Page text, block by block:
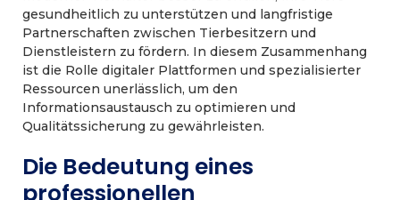
gesundheitlich zu unterstützen und langfristige
Partnerschaften zwischen Tierbesitzern und
Dienstleistern zu fördern. In diesem Zusammenhang
ist die Rolle digitaler Plattformen und spezialisierter
Ressourcen unerlässlich, um den
Informationsaustausch zu optimieren und
Qualitätssicherung zu gewährleisten.
Die Bedeutung eines
professionellen